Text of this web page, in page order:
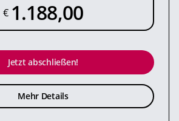
€ 1.188,00
Jetzt abschließen!
Mehr Details